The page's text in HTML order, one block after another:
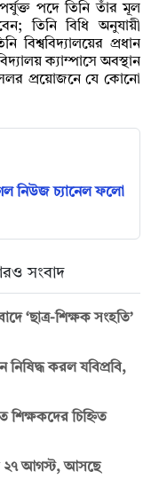
পদে তিনি তাঁর মূল
তিনি বিধি অনুযায়ী
বিশ্ববিদ্যালয়ের প্রধান
ক্যাম্পাসে অবস্থান
প্রয়োজনে যে কোনো
নিউজ চ্যানেল ফলো
সংবাদ
‘ছাত্র-শিক্ষক সংহতি’
নিষিদ্ধ করল যবিপ্রবি,
শিক্ষকদের চিহ্নিত
২৭ আগস্ট, আসছে